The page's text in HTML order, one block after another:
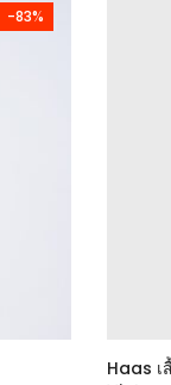
-83%
Haas เ